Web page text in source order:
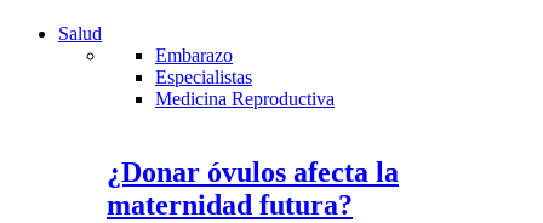
Salud
Embarazo
Especialistas
Medicina Reproductiva
¿Donar óvulos afecta la
maternidad futura?